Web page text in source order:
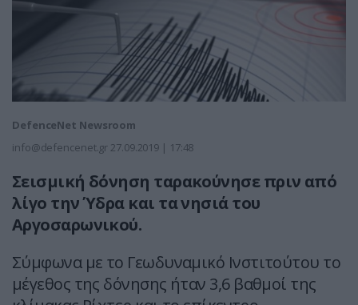
DefenceNet Newsroom
info@defencenet.gr 27.09.2019 | 17:48
Σεισμική δόνηση ταρακούνησε πριν από
λίγο την Ύδρα και τα νησιά του
Αργοσαρωνικού.
Σύμφωνα με το Γεωδυναμικό Ινστιτούτου το
μέγεθος της δόνησης ήταν 3,6 βαθμοί της